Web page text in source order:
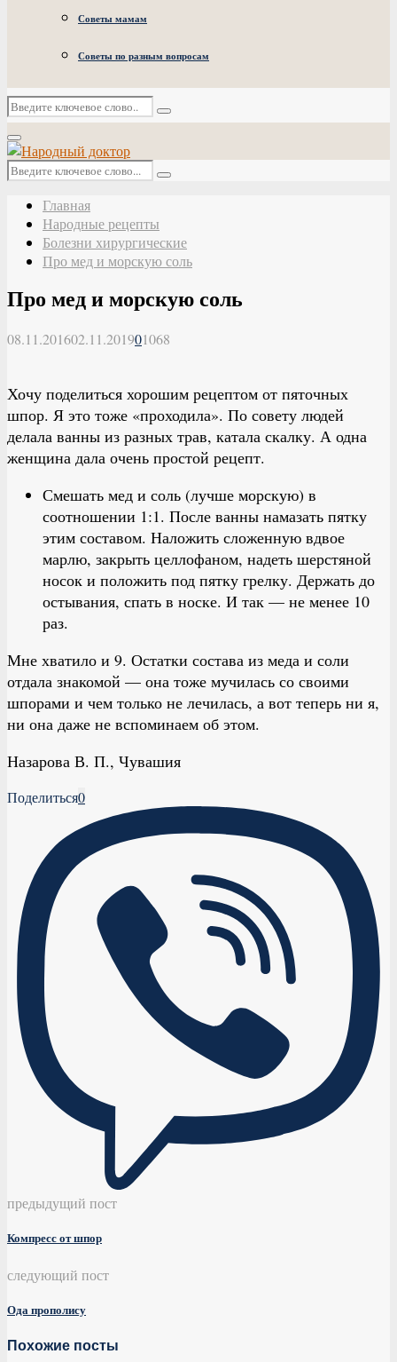
Советы мамам
Советы по разным вопросам
Искать:
Поиск
Основное
меню
Искать:
Поиск
Главная
Народные рецепты
Болезни хирургические
Про мед и морскую соль
Про мед и морскую соль
08.11.201602.11.201901068
Хочу поделиться хорошим рецептом от пяточных
шпор. Я это тоже «проходила». По совету людей
делала ванны из разных трав, катала скалку. А одна
женщина дала очень простой рецепт.
Смешать мед и соль (лучше морскую) в
соотношении 1:1. После ванны намазать пятку
этим составом. Наложить сложенную вдвое
марлю, закрыть целлофаном, надеть шерстяной
носок и положить под пятку грелку. Держать до
остывания, спать в носке. И так — не менее 10
раз.
Мне хватило и 9. Остатки состава из меда и соли
отдала знакомой — она тоже мучилась со своими
шпорами и чем только не лечилась, а вот теперь ни я,
ни она даже не вспоминаем об этом.
Назарова В. П., Чувашия
Поделиться0
предыдущий пост
Компресс от шпор
следующий пост
Ода прополису
Похожие посты